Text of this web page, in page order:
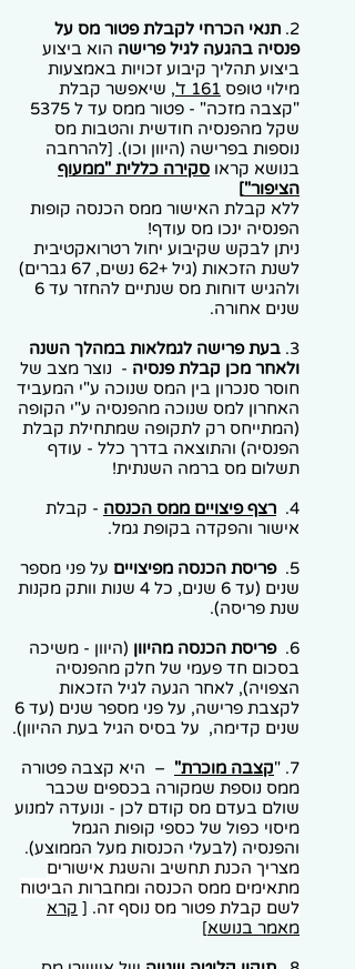
2. תנאי הכרחי לקבלת פטור מס על
פנסיה בהגעה לגיל פרישה הוא ביצוע
ביצוע תהליך קיבוע זכויות באמצעות
מילוי טופס 161 ד'
, שיאפשר קבלת
"קצבה מזכה" - פטור ממס עד ל 5375
שקל מהפנסיה חודשית והטבות מס
נוספות בפרישה (היוון וכו). [להרחבה
בנושא קראו סקירה כללית "ממעוף
הציפור"]
ללא קבלת האישור ממס הכנסה קופות
הפנסיה ינכו מס עודף!
ניתן לבקש שקיבוע יחול רטרואקטיבית
לשנת הזכאות (גיל +62 נשים, 67 גברים)
ולהגיש דוחות מס שנתיים להחזר עד 6
שנים אחורה.
3. בעת פרישה לגמלאות במהלך השנה
ולאחר מכן קבלת פנסיה - נוצר מצב של
חוסר סנכרון בין המס שנוכה ע"י המעביד
האחרון למס שנוכה מהפנסיה ע"י הקופה
(המתייחס רק לתקופה שמתחילת קבלת
הפנסיה) והתוצאה בדרך כלל - עודף
תשלום מס ברמה השנתית!
4.
רצף פיצויים ממס הכנסה - קבלת
אישור והפקדה בקופת גמל.
5.
פריסת הכנסה מפיצויים על פני מספר
שנים (עד 6 שנים, כל 4 שנות וותק מקנות
שנת פריסה).
6.
פריסת הכנסה מהיוון (היוון - משיכה
בסכום חד פעמי של חלק מהפנסיה
הצפויה), לאחר הגעה לגיל הזכאות
לקצבת פרישה, על פני מספר שנים (עד 6
שנים קדימה, על בסיס הגיל בעת ההיוון).
7. "
קצבה מוכרת" – היא קצבה פטורה
ממס נוספת שמקורה בכספים שכבר
שולם בעדם מס קודם לכן - ונועדה למנוע
מיסוי כפול של כספי קופות הגמל
והפנסיה (לבעלי הכנסות מעל הממוצע).
מצריך הכנת תחשיב והשגת אישורים
מתאימים ממס הכנסה ומחברות הביטוח
לשם קבלת פטור מס נוסף זה.
[ קרא
מאמר בנושא]